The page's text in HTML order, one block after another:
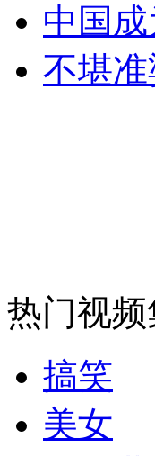
外交部：反对强
外交部：有关国
消防员救轻生者
纽约上演“枕头大
中国
不堪
热门视频
搞笑
美女